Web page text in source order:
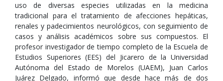
uso de diversas especies utilizadas en la medicina
tradicional para el tratamiento de afecciones hepáticas,
renales y padecimientos neurológicos, con seguimiento de
casos y análisis académicos sobre sus compuestos. El
profesor investigador de tiempo completo de la Escuela de
Estudios Superiores (EES) del Jicarero de la Universidad
Autónoma del Estado de Morelos (UAEM), Juan Carlos
Juárez Delgado, informó que desde hace más de dos